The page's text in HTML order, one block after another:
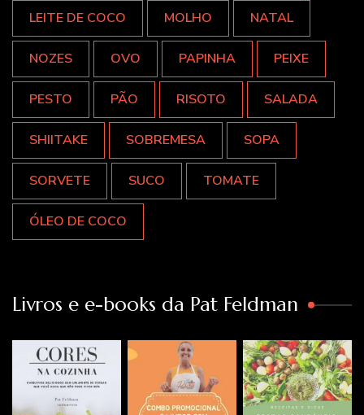
LEITE DE COCO MOLHO NATAL
NOZES OVO PAPINHA PEIXE
PESTO PÃO RISOTO SALADA
SHIITAKE SOBREMESA SOPA
SORVETE SUCO TOMATE
ÓLEO DE COCO
Livros e e-books da Pat Feldman